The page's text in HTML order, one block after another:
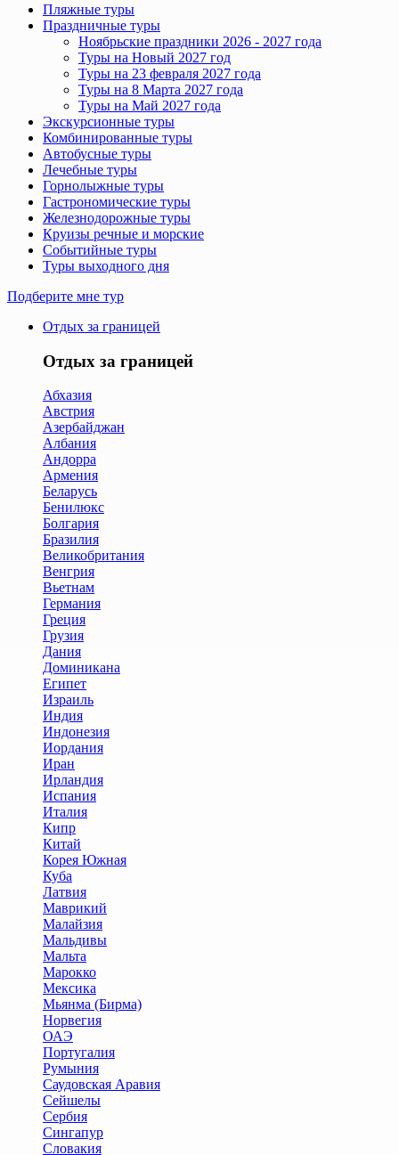
Пляжные туры
Праздничные туры
Ноябрьские праздники 2026 - 2027 года
Туры на Новый 2027 год
Туры на 23 февраля 2027 года
Туры на 8 Марта 2027 года
Туры на Май 2027 года
Экскурсионные туры
Комбинированные туры
Автобусные туры
Лечебные туры
Горнолыжные туры
Гастрономические туры
Железнодорожные туры
Круизы речные и морские
Событийные туры
Туры выходного дня
Подберите мне тур
Отдых за границей
Отдых за границей
Абхазия
Австрия
Азербайджан
Албания
Андорра
Армения
Беларусь
Бенилюкс
Болгария
Бразилия
Великобритания
Венгрия
Вьетнам
Германия
Греция
Грузия
Дания
Доминикана
Египет
Израиль
Индия
Индонезия
Иордания
Иран
Ирландия
Испания
Италия
Кипр
Китай
Корея Южная
Куба
Латвия
Маврикий
Малайзия
Мальдивы
Мальта
Марокко
Мексика
Мьянма (Бирма)
Норвегия
ОАЭ
Португалия
Румыния
Саудовская Аравия
Сейшелы
Сербия
Сингапур
Словакия